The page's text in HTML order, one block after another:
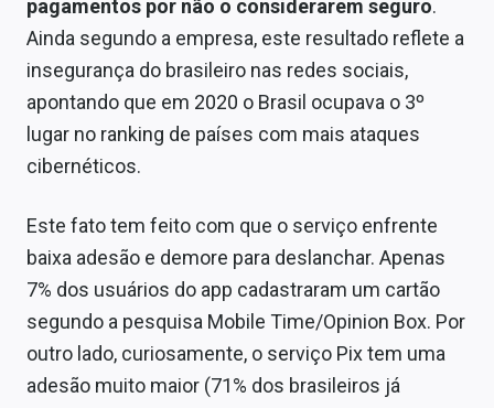
pagamentos por não o considerarem seguro.
Ainda segundo a empresa, este resultado reflete a
insegurança do brasileiro nas redes sociais,
apontando que em 2020 o Brasil ocupava o 3º
lugar no ranking de países com mais ataques
cibernéticos.
Este fato tem feito com que o serviço enfrente
baixa adesão e demore para deslanchar. Apenas
7% dos usuários do app cadastraram um cartão
segundo a pesquisa Mobile Time/Opinion Box. Por
outro lado, curiosamente, o serviço Pix tem uma
adesão muito maior (71% dos brasileiros já